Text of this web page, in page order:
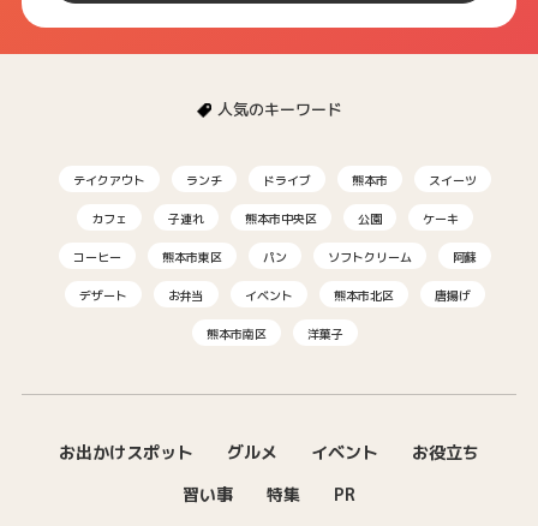
人気のキーワード
テイクアウト ランチ ドライブ 熊本市 スイーツ
カフェ 子連れ 熊本市中央区 公園 ケーキ
コーヒー 熊本市東区 パン ソフトクリーム 阿蘇
デザート お弁当 イベント 熊本市北区 唐揚げ
熊本市南区 洋菓子
お出かけスポット グルメ イベント
お役立ち
習い事
特集 PR